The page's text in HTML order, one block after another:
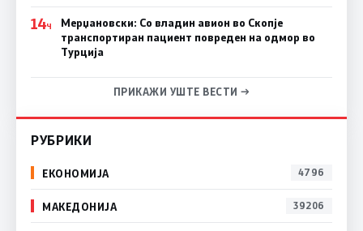
14Ч
Мерџановски: Со владин авион во Скопје
транспортиран пациент повреден на одмор во
Турција
ПРИКАЖИ УШТЕ ВЕСТИ →
РУБРИКИ
ЕКОНОМИЈА 4796
МАКЕДОНИЈА 39206